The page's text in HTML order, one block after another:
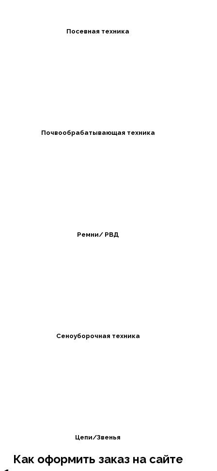
Посевная техника
Почвообрабатывающая техника
Ремни/ РВД
Сеноуборочная техника
Цепи/Звенья
Как оформить заказ на сайте